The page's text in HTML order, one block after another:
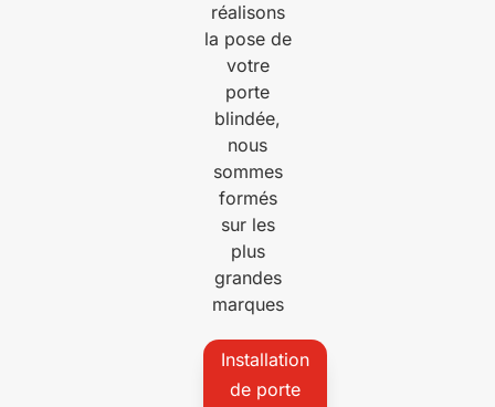
réalisons
la pose de
votre
porte
blindée,
nous
sommes
formés
sur les
plus
grandes
marques
Installation
de porte